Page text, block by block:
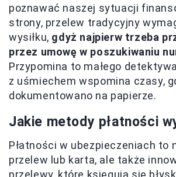
poznawać naszej sytuacji
strony, przelew tradycyjny
wysiłku, gdyż najpierw trzeba
przez umowę w poszukiwaniu
Przypomina to małego
z uśmiechem wspomina czasy,
dokumentowano na papierze.
Jakie metody płatności
Płatności w ubezpieczeniach to
przelew lub karta, ale także
przelewy, które księgują się